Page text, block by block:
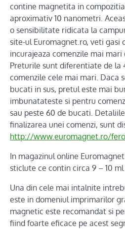
contine magnetita in
aproximativ 10 nanometri.
o sensibilitate ridicata la
site-ul Euromagnet.ro, veti gasi
incurajeaza comenzile mai mari
Preturile sunt diferentiate de la
comenzile cele mai mari. Daca
bucati in sus, pretul este mai
imbunatateste si pentru
sau peste 60 de bucati.
finalizarea unei comenzi, sunt
http://www.euromagnet.ro/
In magazinul online
sticlute ce contin circa 9 – 10 ml
Una din cele mai intalnite
este in domeniul imprimarilor
magnetic este recomandat si
fiind foarte eficace pe acest